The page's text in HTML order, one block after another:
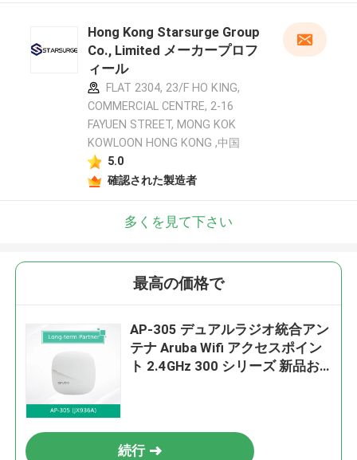
Hong Kong Starsurge Group
Co., Limited メーカープロフ
ィール
FLAT 2304, 23/F HO KING,
COMMERCIAL CENTRE, 2-16
FAYUEN STREET, MONG KOK
KOWLOON HONG KONG ,中国
5.0
確認された製造者
多くを見て下さい
最高の価格で
AP-305 デュアルラジオ統合アン
テナ Aruba Wifi アクセスポイン
ト 2.4GHz 300 シリーズ 新品お
続行